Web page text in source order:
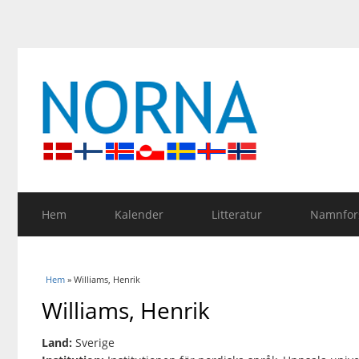
Hem Kalender Litteratur
Du är här
Hem » Williams, Henrik
Williams, Henrik
Land: Sverige